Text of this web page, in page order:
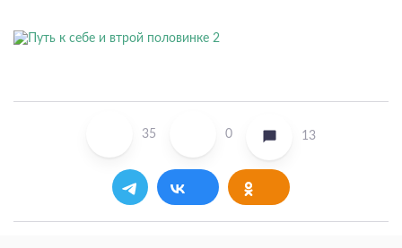
35 0 13